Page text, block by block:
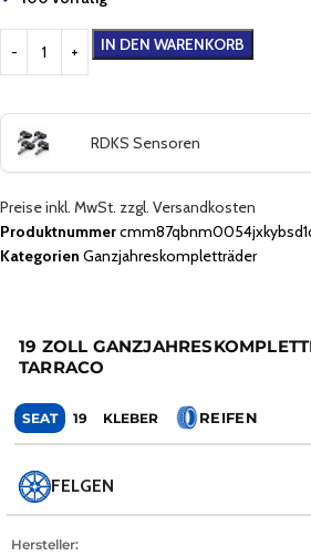
IN DEN WARENKORB
RDKS Sensoren
Preise inkl. MwSt. zzgl. Versandkosten
Produktnummer
Kategorien Ganzjahreskompletträder
19 ZOLL
TARRACO
SEAT 19 KLEBER REIFEN
FELGEN
Hersteller: